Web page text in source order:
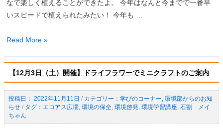
催
報
植
え
よ
う！」
なで楽しく植えることができたよ。 今年はなんと今までで一番早
いスピードで植えられたみたい！ 今年も …
令
６
年
度
「地
域
ボ
Read More »
【12月3日（土）開催】ドライフラワーでミニクラフトのご案内
2022年11月11日 / 学びのコーナー, 環境部からのお知
らせ/ エコアス広場, 環境の保全, 環境啓発, 環境学習講座, 石割 メイ
ちゃん